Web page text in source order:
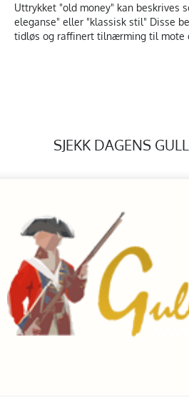
Uttrykket "old money" kan beskrives
eleganse" eller "klassisk stil" Disse
tidløs og raffinert tilnærming til mote
SJEKK DAGENS